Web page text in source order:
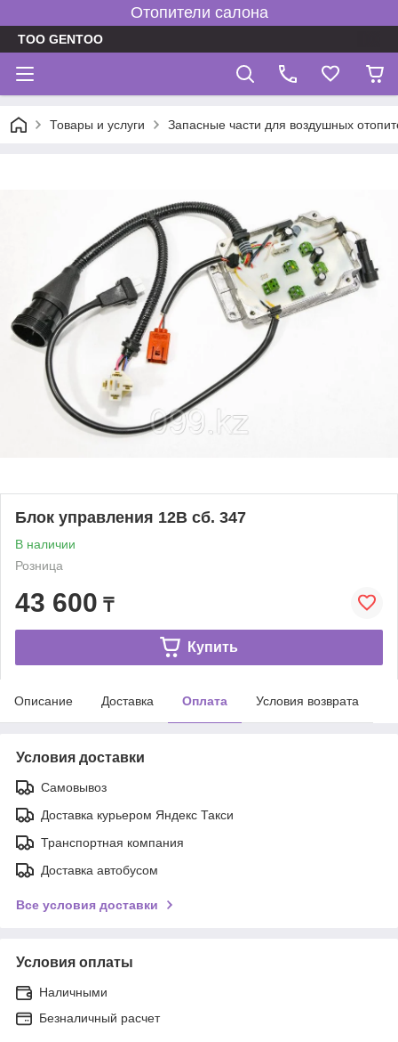
Отопители салона
TOO GENTOO
Товары и услуги Запасные части для воздушных
Блок управления 12В сб. 347
В наличии
Розница
43 600 ₸
Купить
Описание Доставка Оплата Условия возврата
Условия доставки
Самовывоз
Доставка курьером Яндекс Такси
Транспортная компания
Доставка автобусом
Все условия доставки
Условия оплаты
Наличными
Безналичный расчет